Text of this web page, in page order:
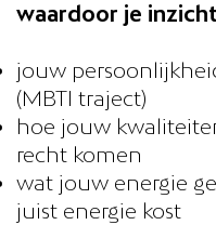
waardoor je
jouw
(MBTI traject)
hoe jouw
recht komen
wat jouw energie
juist energie kost